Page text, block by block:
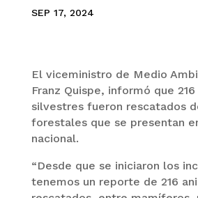
SEP 17, 2024
El viceministro de Medio
Franz Quispe, informó que
silvestres fueron rescatados
forestales que se presentan
nacional.
“Desde que se iniciaron los
tenemos un reporte de 216